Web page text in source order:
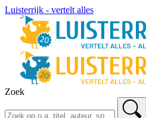
Luisterrijk - vertelt alles
Zoek